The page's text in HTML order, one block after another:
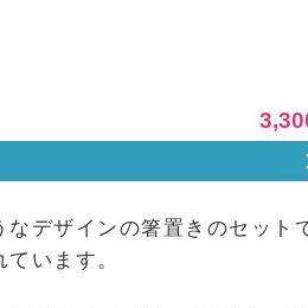
デザインの箸置きのセット
います。